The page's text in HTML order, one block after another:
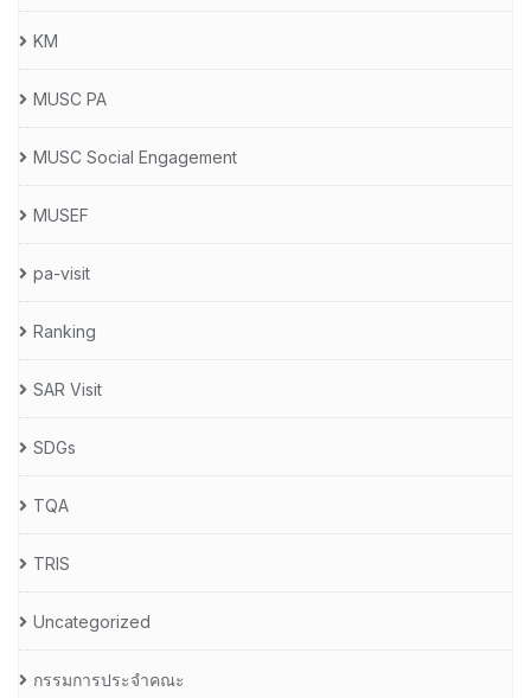
KM
MUSC PA
MUSC Social Engagement
MUSEF
pa-visit
Ranking
SAR Visit
SDGs
TQA
TRIS
Uncategorized
กรรมการประจำคณะ